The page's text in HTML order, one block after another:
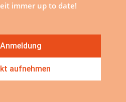
immer up to date!
aufnehmen